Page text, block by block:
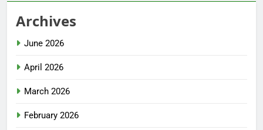
Archives
June 2026
April 2026
March 2026
February 2026